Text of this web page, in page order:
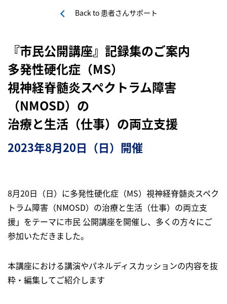
Back to 患者さんサポート
『市民公開講座』記録集のご案内
多発性硬化症（MS）
視神経脊髄炎スペクトラム障害
（NMOSD）の
治療と生活（仕事）の両立支援
2023年8月20日（日）開催
8月20日（日）に多発性硬化症（MS）視神経脊髄炎スペク
トラム障害（NMOSD）の治療と生活（仕事）の両立支
援」をテーマに市民 公開講座を開催し、多くの方々にご
参加いただきました。
本講座における講演やパネルディスカッションの内容を抜
粋・編集してご紹介します